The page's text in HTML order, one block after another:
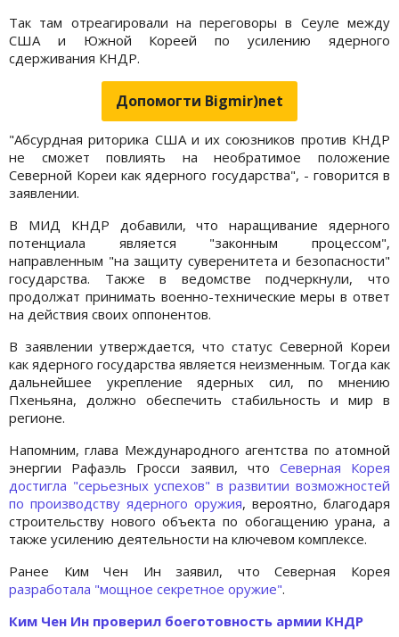
Так там отреагировали на переговоры в Сеуле между
США и Южной Кореей по усилению ядерного
сдерживания КНДР.
Допомогти Bigmir)net
"Абсурдная риторика США и их союзников против КНДР
не сможет повлиять на необратимое положение
Северной Кореи как ядерного государства", - говорится в
заявлении.
В МИД КНДР добавили, что наращивание ядерного
потенциала является "законным процессом",
направленным "на защиту суверенитета и безопасности"
государства. Также в ведомстве подчеркнули, что
продолжат принимать военно-технические меры в ответ
на действия своих оппонентов.
В заявлении утверждается, что статус Северной Кореи
как ядерного государства является неизменным. Тогда как
дальнейшее укрепление ядерных сил, по мнению
Пхеньяна, должно обеспечить стабильность и мир в
регионе.
Напомним, глава Международного агентства по атомной
энергии Рафаэль Гросси заявил, что Северная Корея
достигла "серьезных успехов" в развитии возможностей
по производству ядерного оружия, вероятно, благодаря
строительству нового объекта по обогащению урана, а
также усилению деятельности на ключевом комплексе.
Ранее Ким Чен Ин заявил, что Северная Корея
разработала "мощное секретное оружие".
Ким Чен Ин проверил боеготовность армии КНДР